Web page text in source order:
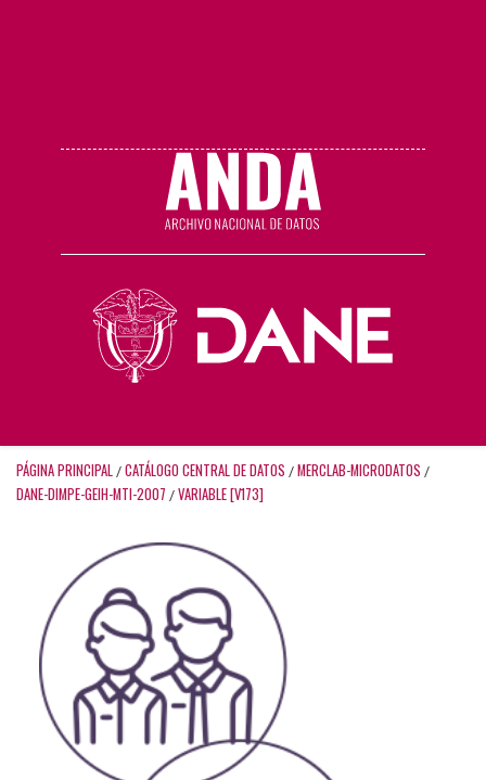
PÁGINA PRINCIPAL / CATÁLOGO CENTRAL DE DATOS / MERCLAB-MICRODATOS /
DANE-DIMPE-GEIH-MTI-2007 / VARIABLE [V173]